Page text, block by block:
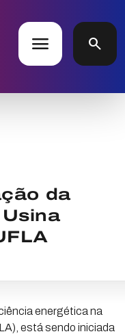
menu search
da
energética na
está sendo iniciada